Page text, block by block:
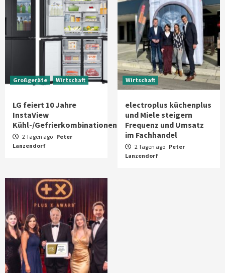
Großgeräte Wirtschaft
LG feiert 10 Jahre
InstaView
Kühl-/Gefrierkombinationen
2 Tagen ago Peter
Lanzendorf
Wirtschaft
electroplus küchenplus
und Miele steigern
Frequenz und Umsatz
im Fachhandel
2 Tagen ago Peter
Lanzendorf